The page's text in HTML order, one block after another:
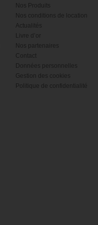
Nos Produits
Nos conditions de location
Actualités
Livre d’or
Nos partenaires
Contact
Données personnelles
Gestion des cookies
Politique de confidentialité